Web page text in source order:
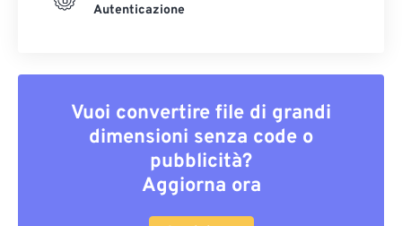
Autenticazione
Vuoi convertire file di grandi
dimensioni senza code o
pubblicità?
Aggiorna ora